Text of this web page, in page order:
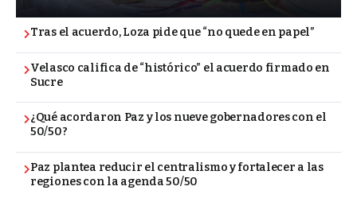
Tras el acuerdo, Loza pide que “no quede en papel”
Velasco califica de “histórico” el acuerdo firmado en
Sucre
¿Qué acordaron Paz y los nueve gobernadores con el
50/50?
Paz plantea reducir el centralismo y fortalecer a las
regiones con la agenda 50/50